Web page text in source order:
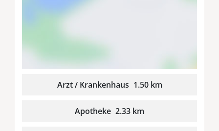
Arzt / Krankenhaus 1.50 km
Apotheke 2.33 km